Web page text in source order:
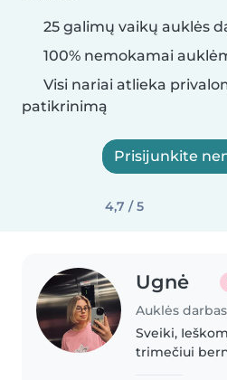
25 galimų vaikų auklės
100% nemokamai
Visi nariai atlieka
patikrinimą
Prisijunkite
4,7 / 5
Ugnė
Auklės
Sveiki,
trimečiui